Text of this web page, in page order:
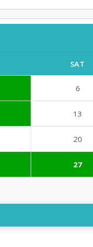
SAT
6
13
20
27